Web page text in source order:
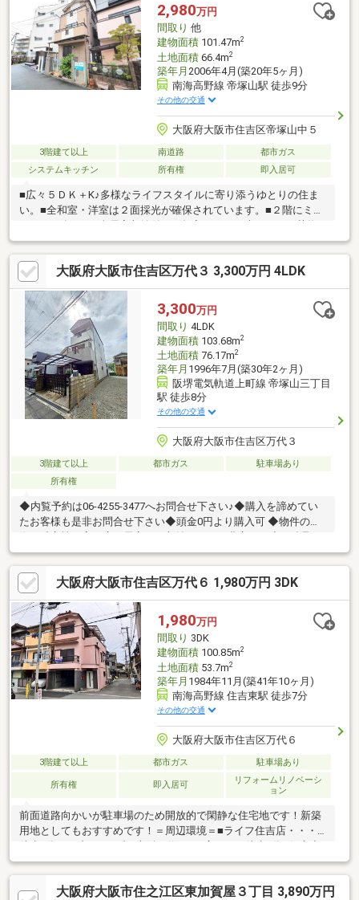
2,980万円
間取り 他
建物面積101.47m2
土地面積66.4m2
築年月 2006年4月(築20年5ヶ月)
南海高野線 帝塚山駅 徒歩9分
その他の交通
大阪府大阪市住吉区帝塚山中５
3階建て以上 南道路
都市ガス
システムキッチン
所有権 即入居可
■広々５ＤＫ＋K♪多様なライフスタイルに寄り添うゆとりの住ま
い。■全和室・洋室は２面採光が確保されています。■２階にミニ
も楽々収納できます。■１階に水廻りを集約した効率的な家事動
線。時間にゆとりが生まれる間取り。■換気しやすい窓のある浴
室・洗面所・トイレ。■家事時間を短縮する食器洗乾燥機付き。■
南西向きバルコニー有り。■２０２５年7月リフォーム済のきれい
な室内。 〇トイレ２箇所、浴室、洗面台、キッチン、インター
ホン等 新調 〇天井・壁クロス貼替（１階・３階和室、トイレ２
箇所、ＤＫ、洗面所、玄関等）、畳表替え 等
大阪府大阪市住吉区万代３ 3,300万円 4LDK
3,300万円
間取り 4LDK
建物面積103.68m2
土地面積76.17m2
築年月 1996年7月(築30年2ヶ月)
阪堺電気軌道上町線 帝塚山三丁目
駅 徒歩8分
その他の交通
大阪府大阪市住吉区万代３
3階建て以上 都市ガス
駐車場あり
所有権
◆内覧予約は06-4255-3477へお問合せ下さい♪◆購入を諦めてい
たお客様も是非お問合せ下さい◆頭金0円より購入可 ◆物件の特
造！・全室窓あり！・住環境良好◆見るだけ大歓迎◆接客対応品
質に自信があり◆夜間早朝もお気軽にご連絡ください！◆無料送
迎可「購入するか分からないけど見るだけ見たい」「他社の物件
もまとめて見てみたい」等 ご購入をご検討中のお客様にとって、
より良い条件でご購入頂く為に精一杯サポート致します不動産の
事なら何でもお気軽にご相談下さい！
大阪府大阪市住吉区万代６ 1,980万円 3DK
1,980万円
間取り 3DK
建物面積100.85m2
土地面積53.7m2
築年月 1984年11月(築41年10ヶ月)
南海高野線 住吉東駅 徒歩7分
その他の交通
大阪府大阪市住吉区万代６
3階建て以上 都市ガス 駐車場あり
所有権 即入居可
リフォームリノベーシ
ョン
前面道路向かいが駐車場のため開放的で閑静な住宅地です！新築
用地としてもおすすめです！＝周辺環境＝■ライフ住吉店・・・
学校・・・徒歩9分■住吉中学校・・・徒歩14分
大阪府大阪市住之江区東加賀屋３丁目 3,890万円